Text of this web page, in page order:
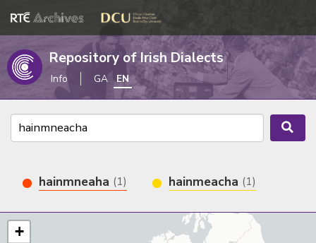
Repository of Irish Dialects
Info GA EN
hainmneaha (1) hainmeacha (1)
+